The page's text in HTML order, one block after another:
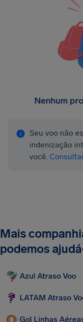
Nenhum
Seu voo não
indenização
você.
Mais
podemos
Azul Atraso Voo
LATAM Atraso
Gol Linhas